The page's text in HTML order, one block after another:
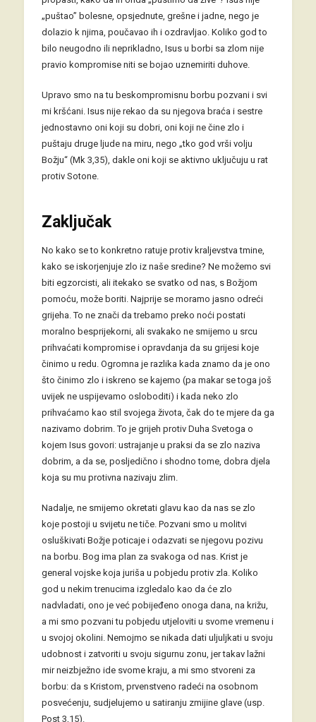
„puštao” bolesne, opsjednute, grešne i jadne, nego je
dolazio k njima, poučavao ih i ozdravljao. Koliko god to
bilo neugodno ili neprikladno, Isus u borbi sa zlom nije
pravio kompromise niti se bojao uznemiriti duhove.
Upravo smo na tu beskompromisnu borbu pozvani i svi
mi kršćani. Isus nije rekao da su njegova braća i sestre
jednostavno oni koji su dobri, oni koji ne čine zlo i
puštaju druge ljude na miru, nego „tko god vrši volju
Božju“ (Mk 3,35), dakle oni koji se aktivno uključuju u rat
protiv Sotone.
Zaključak
No kako se to konkretno ratuje protiv kraljevstva tmine,
kako se iskorjenjuje zlo iz naše sredine? Ne možemo svi
biti egzorcisti, ali itekako se svatko od nas, s Božjom
pomoću, može boriti. Najprije se moramo jasno odreći
grijeha. To ne znači da trebamo preko noći postati
moralno besprijekorni, ali svakako ne smijemo u srcu
prihvaćati kompromise i opravdanja da su grijesi koje
činimo u redu. Ogromna je razlika kada znamo da je ono
što činimo zlo i iskreno se kajemo (pa makar se toga još
uvijek ne uspijevamo osloboditi) i kada neko zlo
prihvaćamo kao stil svojega života, čak do te mjere da ga
nazivamo dobrim. To je grijeh protiv Duha Svetoga o
kojem Isus govori: ustrajanje u praksi da se zlo naziva
dobrim, a da se, posljedično i shodno tome, dobra djela
koja su mu protivna nazivaju zlim.
Nadalje, ne smijemo okretati glavu kao da nas se zlo
koje postoji u svijetu ne tiče. Pozvani smo u molitvi
osluškivati Božje poticaje i odazvati se njegovu pozivu
na borbu. Bog ima plan za svakoga od nas. Krist je
general vojske koja juriša u pobjedu protiv zla. Koliko
god u nekim trenucima izgledalo kao da će zlo
nadvladati, ono je već pobijeđeno onoga dana, na križu,
a mi smo pozvani tu pobjedu utjeloviti u svome vremenu i
u svojoj okolini. Nemojmo se nikada dati uljuljkati u svoju
udobnost i zatvoriti u svoju sigurnu zonu, jer takav lažni
mir neizbježno ide svome kraju, a mi smo stvoreni za
borbu: da s Kristom, prvenstveno radeći na osobnom
posvećenju, sudjelujemo u satiranju zmijine glave (usp.
Post 3,15).